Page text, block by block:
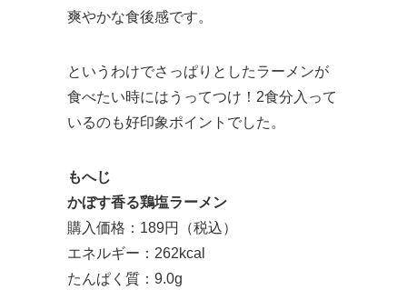
爽やかな食後感です。
というわけでさっぱりとしたラーメンが
食べたい時にはうってつけ！2食分入って
いるのも好印象ポイントでした。
もへじ
かぼす香る鶏塩ラーメン
購入価格：189円（税込）
エネルギー：262kcal
たんぱく質：9.0g